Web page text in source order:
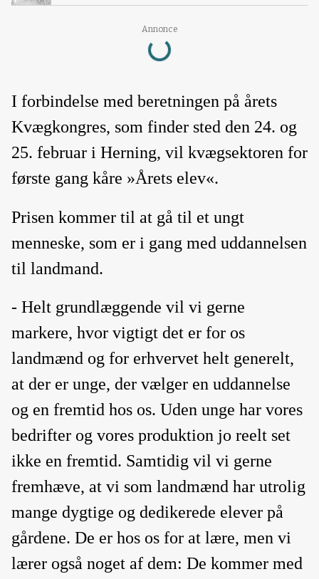
Annonce
Loading...
I forbindelse med beretningen på årets
Kvægkongres, som finder sted den 24. og
25. februar i Herning, vil kvægsektoren for
første gang kåre »Årets elev«.
Prisen kommer til at gå til et ungt
menneske, som er i gang med uddannelsen
til landmand.
- Helt grundlæggende vil vi gerne
markere, hvor vigtigt det er for os
landmænd og for erhvervet helt generelt,
at der er unge, der vælger en uddannelse
og en fremtid hos os. Uden unge har vores
bedrifter og vores produktion jo reelt set
ikke en fremtid. Samtidig vil vi gerne
fremhæve, at vi som landmænd har utrolig
mange dygtige og dedikerede elever på
gårdene. De er hos os for at lære, men vi
lærer også noget af dem: De kommer med